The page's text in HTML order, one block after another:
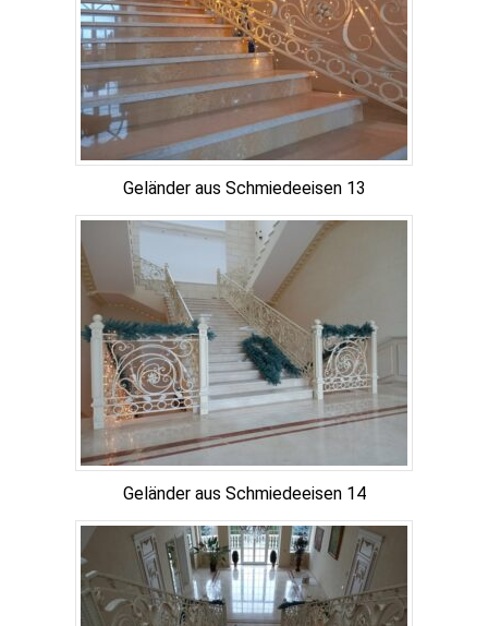
Geländer aus Schmiedeeisen 13
Geländer aus Schmiedeeisen 14